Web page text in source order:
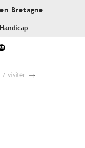
Bretagne
Handicap
/ visiter